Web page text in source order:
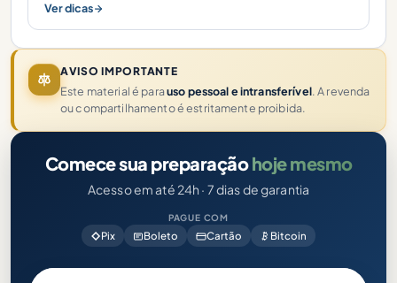
Ver dicas
AVISO IMPORTANTE
Este material é parauso pessoal e intransferível. A revenda
ou compartilhamento é estritamente proibida.
Comece sua preparaçãohoje mesmo
Acesso em até 24h · 7 dias de garantia
PAGUE COM
Pix Boleto Cartão Bitcoin